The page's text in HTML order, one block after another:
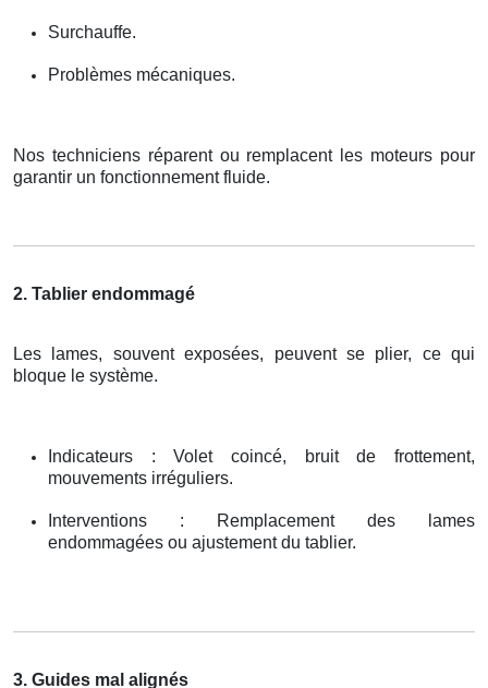
Surchauffe.
Problèmes mécaniques.
Nos techniciens réparent ou remplacent les moteurs pour
garantir un fonctionnement fluide.
2. Tablier endommagé
Les lames, souvent exposées, peuvent se plier, ce qui
bloque le système.
Indicateurs : Volet coincé, bruit de frottement,
mouvements irréguliers.
Interventions : Remplacement des lames
endommagées ou ajustement du tablier.
3. Guides mal alignés